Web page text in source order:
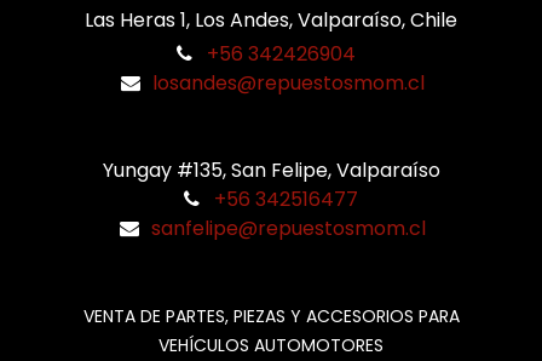
Las Heras 1, Los Andes, Valparaíso, Chile
+56 342426904
losandes@repuestosmom.cl
Yungay #135, San Felipe, Valparaíso
+56 342516477
sanfelipe@repuestosmom.cl
VENTA DE PARTES, PIEZAS Y ACCESORIOS PARA
VEHÍCULOS AUTOMOTORES